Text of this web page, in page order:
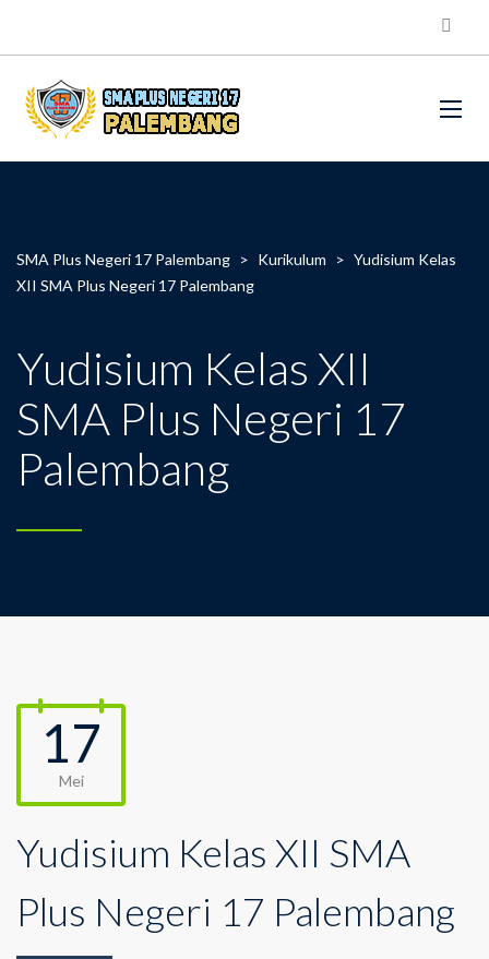
SMA Plus Negeri 17 Palembang > Kurikulum > Yudisium Kelas
XII SMA Plus Negeri 17 Palembang
Yudisium Kelas XII
SMA Plus Negeri 17
Palembang
17
Mei
Yudisium Kelas XII SMA
Plus Negeri 17 Palembang